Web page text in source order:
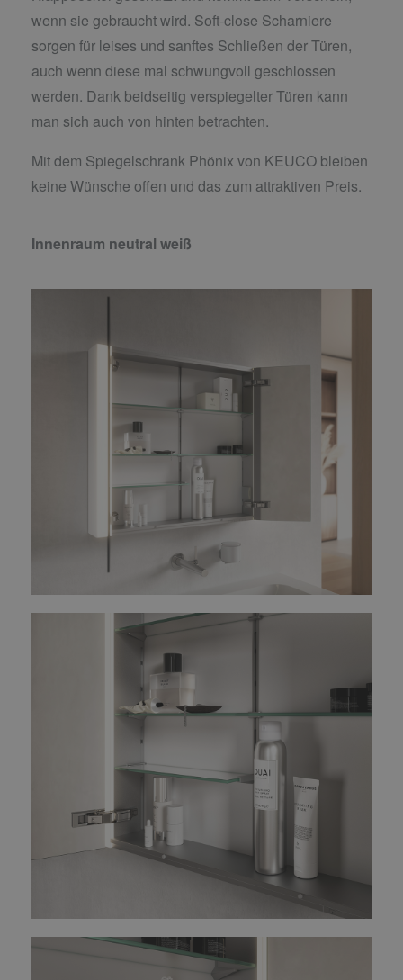
wenn sie gebraucht wird. Soft-close Scharniere
sorgen für leises und sanftes Schließen der Türen,
auch wenn diese mal schwungvoll geschlossen
werden. Dank beidseitig verspiegelter Türen kann
man sich auch von hinten betrachten.
Mit dem Spiegelschrank Phönix von KEUCO bleiben
keine Wünsche offen und das zum attraktiven Preis.
Innenraum neutral weiß